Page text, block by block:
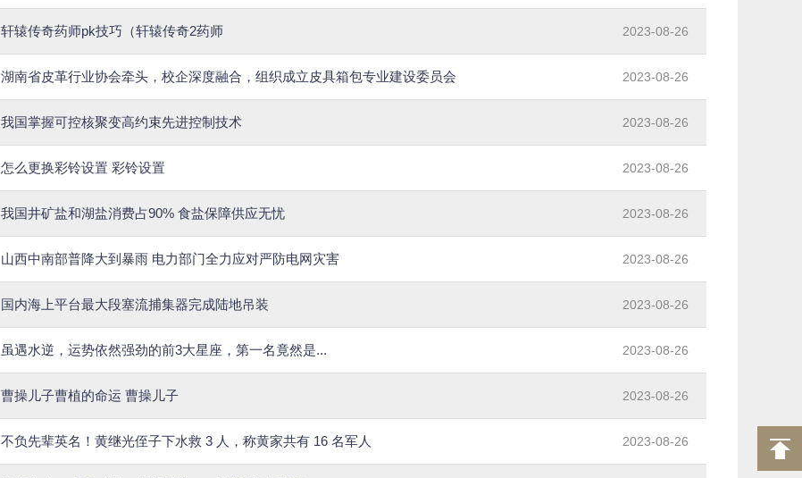
轩辕传奇药师pk技巧（轩辕传奇2药师 2023-08-26
湖南省皮革行业协会牵头，校企深度融合，组织成立皮具箱包专业建设委员会 2023-08-26
我国掌握可控核聚变高约束先进控制技术 2023-08-26
怎么更换彩铃设置 彩铃设置 2023-08-26
我国井矿盐和湖盐消费占90% 食盐保障供应无忧 2023-08-26
山西中南部普降大到暴雨 电力部门全力应对严防电网灾害 2023-08-26
国内海上平台最大段塞流捕集器完成陆地吊装 2023-08-26
虽遇水逆，运势依然强劲的前3大星座，第一名竟然是... 2023-08-26
曹操儿子曹植的命运 曹操儿子 2023-08-26
不负先辈英名！黄继光侄子下水救 3 人，称黄家共有 16 名军人 2023-08-26